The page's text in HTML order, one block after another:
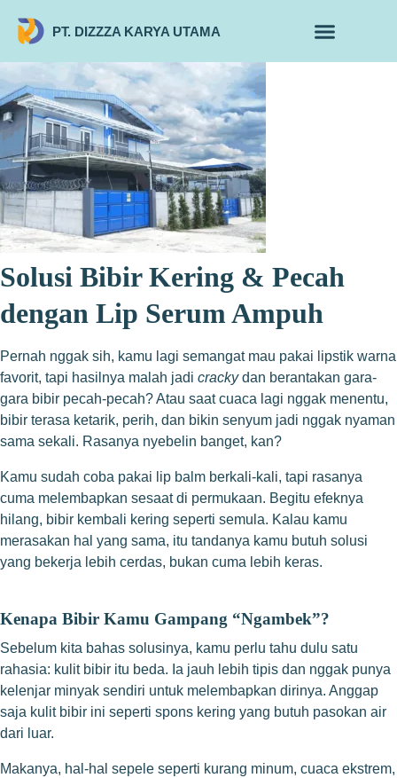
PT. DIZZZA KARYA UTAMA
Solusi Bibir Kering & Pecah
dengan Lip Serum Ampuh
Pernah nggak sih, kamu lagi semangat mau pakai lipstik warna
favorit, tapi hasilnya malah jadi crackydan berantakan gara-
gara bibir pecah-pecah? Atau saat cuaca lagi nggak menentu,
bibir terasa ketarik, perih, dan bikin senyum jadi nggak nyaman
sama sekali. Rasanya nyebelin banget, kan?
Kamu sudah coba pakai lip balm berkali-kali, tapi rasanya
cuma melembapkan sesaat di permukaan. Begitu efeknya
hilang, bibir kembali kering seperti semula. Kalau kamu
merasakan hal yang sama, itu tandanya kamu butuh solusi
yang bekerja lebih cerdas, bukan cuma lebih keras.
Kenapa Bibir Kamu Gampang “Ngambek”?
Sebelum kita bahas solusinya, kamu perlu tahu dulu satu
rahasia: kulit bibir itu beda. Ia jauh lebih tipis dan nggak punya
kelenjar minyak sendiri untuk melembapkan dirinya. Anggap
saja kulit bibir ini seperti spons kering yang butuh pasokan air
dari luar.
Makanya, hal-hal sepele seperti kurang minum, cuaca ekstrem,